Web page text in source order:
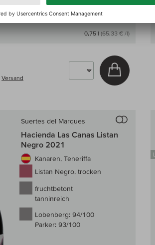
0,75 l (65,33 € /l)
Versand
In den
Suertes del Marques
Hacienda Las Canas Listan
Negro 2021
Kanaren, Teneriffa
Listan Negro, trocken
fruchtbetont
tanninreich
Lobenberg: 94/100
Parker: 93/100